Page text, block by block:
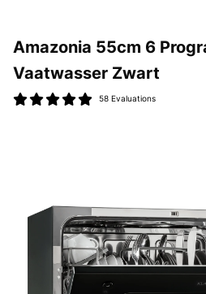
Amazonia 55cm 6
Vaatwasser​ Zwart
58 Evaluations